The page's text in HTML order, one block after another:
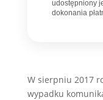
udostępniony
dokonania
W sierpniu 2017
wypadku